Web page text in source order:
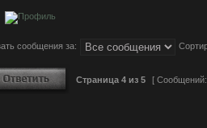
сообщения за:
Страница 4 из 5 [